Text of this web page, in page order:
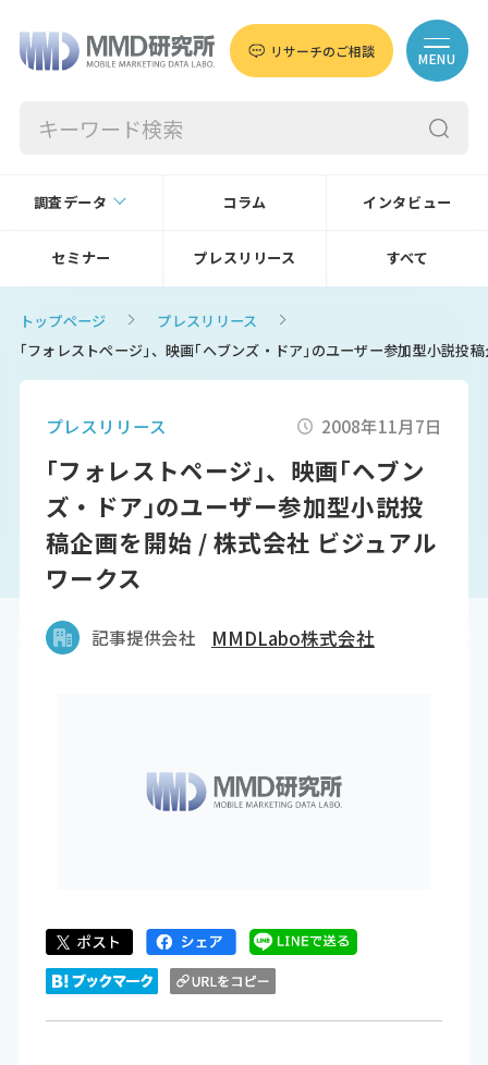
リサーチのご相談 MENU
調査データ コラム インタビュー
セミナー プレスリリース すべて
トップページ
プレスリリース
｢フォレストページ｣、映画｢ヘブンズ・ドア｣のユーザー参加型小説投
プレスリリース 2008年11月7日
｢フォレストページ｣、映画｢ヘブン
ズ・ドア｣のユーザー参加型小説投
稿企画を開始 / 株式会社 ビジュアル
ワークス
記事提供会社 MMDLabo株式会社